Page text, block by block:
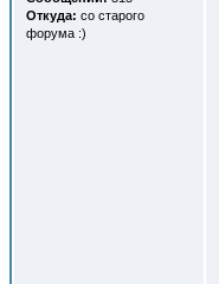
Откуда: со старого
форума :)